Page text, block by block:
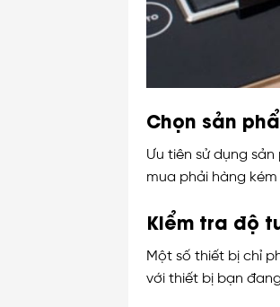
Chọn sản
Ưu tiên sử dụng
mua phải hàng
Kiểm tra độ
Một số thiết bị chỉ
với thiết bị bạn